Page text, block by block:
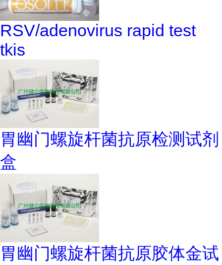
RSV/adenovirus rapid test
tkis
胃幽门螺旋杆菌抗原检测试剂
盒
胃幽门螺旋杆菌抗原胶体金试